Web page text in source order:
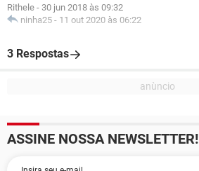
Rithele - 30 jun 2018 às 09:32
ninha25 - 11 out 2020 às 06:22
3 Respostas
ASSINE NOSSA NEWSLETTER!